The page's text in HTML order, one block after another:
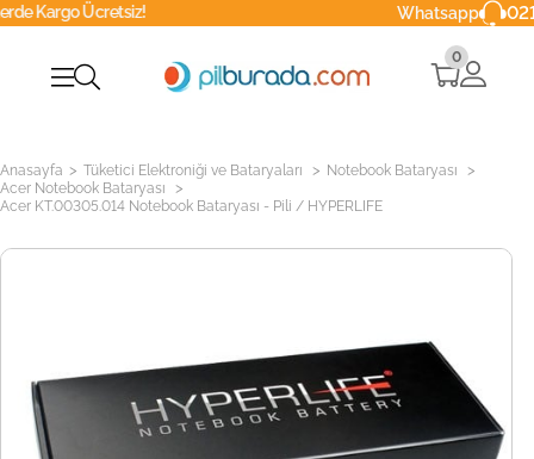
0216 629 90
0
Anasayfa > Tüketici Elektroniği ve Bataryaları > Notebook Bataryası >
Acer Notebook Bataryası >
Acer KT.00305.014 Notebook Bataryası - Pili / HYPERLIFE